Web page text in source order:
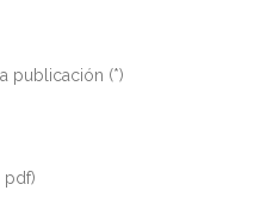
publicación (*)
pdf)